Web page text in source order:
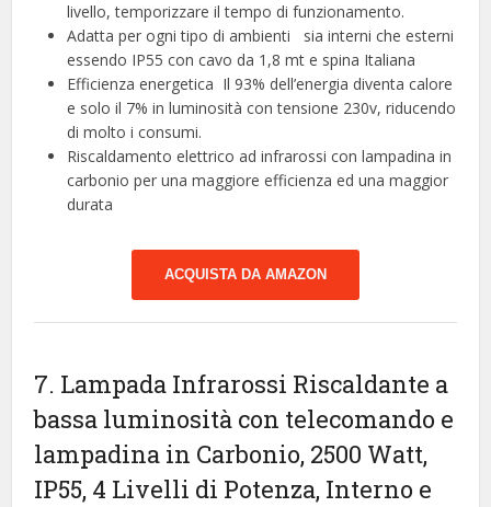
livello, temporizzare il tempo di funzionamento.
Adatta per ogni tipo di ambienti ️ ️ sia interni che esterni
essendo IP55 con cavo da 1,8 mt e spina Italiana
Efficienza energetica ️ Il 93% dell’energia diventa calore
e solo il 7% in luminosità con tensione 230v, riducendo
di molto i consumi.
Riscaldamento elettrico ad infrarossi con lampadina in
carbonio per una maggiore efficienza ed una maggior
durata
ACQUISTA DA AMAZON
7. Lampada Infrarossi Riscaldante a
bassa luminosità con telecomando e
lampadina in Carbonio, 2500 Watt,
IP55, 4 Livelli di Potenza, Interno e